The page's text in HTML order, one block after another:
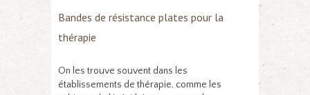
Bandes de résistance plates pour la
thérapie
On les trouve souvent dans les
établissements de thérapie, comme les